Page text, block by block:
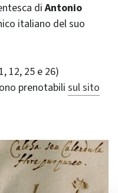
diAntonio
italiano del suo
12, 25 e 26)
prenotabilisul sito